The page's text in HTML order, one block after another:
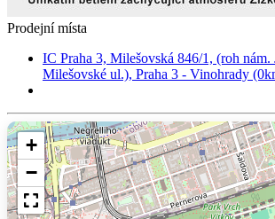
Prodejní místa
IC Praha 3, Milešovská 846/1, (roh nám.
Milešovské ul.), Praha 3 - Vinohrady
+
−